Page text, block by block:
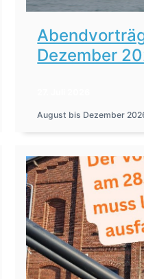
Dezember
August bis Dezember